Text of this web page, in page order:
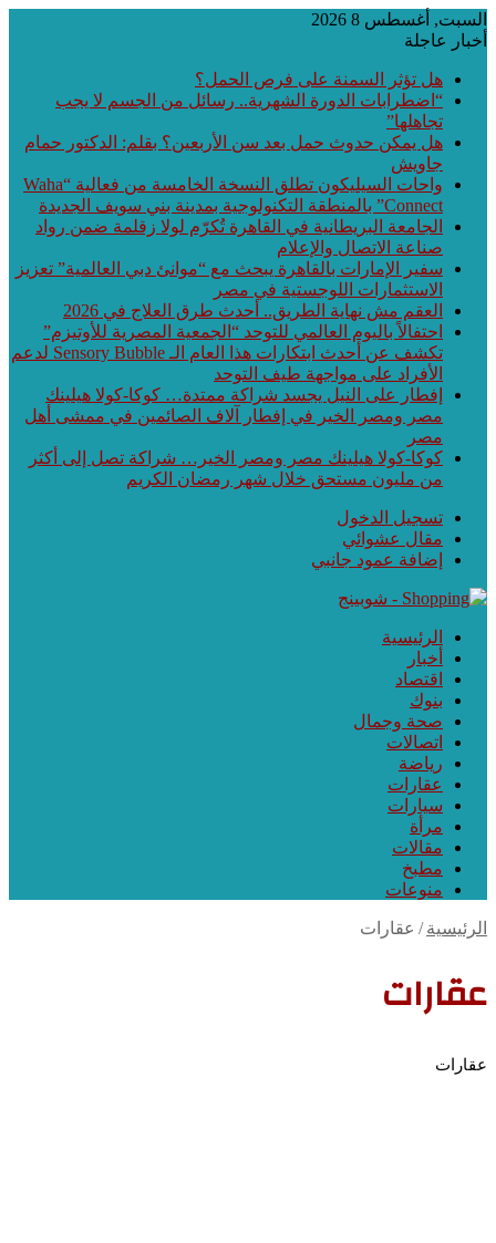
السبت, أغسطس 8 2026
أخبار عاجلة
هل تؤثر السمنة على فرص الحمل؟
“اضطرابات الدورة الشهرية.. رسائل من الجسم لا يجب
تجاهلها”
هل يمكن حدوث حمل بعد سن الأربعين؟ بقلم: الدكتور حمام
جاويش
واحات السيليكون تطلق النسخة الخامسة من فعالية “Waha
Connect” بالمنطقة التكنولوجية بمدينة بني سويف الجديدة
الجامعة البريطانية في القاهرة تُكرّم لولا زقلمة ضمن رواد
صناعة الاتصال والإعلام
سفير الإمارات بالقاهرة يبحث مع “موانئ دبي العالمية” تعزيز
الاستثمارات اللوجستية في مصر
العقم مش نهاية الطريق.. أحدث طرق العلاج في 2026
احتفالاً باليوم العالمي للتوحد “الجمعية المصرية للأوتيزم”
تكشف عن أحدث ابتكارات هذا العام الـ Sensory Bubble لدعم
الأفراد على مواجهة طيف التوحد
إفطار على النيل يجسد شراكة ممتدة… كوكا-كولا هيلينك
مصر ومصر الخير في إفطار آلاف الصائمين في ممشى أهل
مصر
كوكا-كولا هيلينك مصر ومصر الخير… شراكة تصل إلى أكثر
من مليون مستحق خلال شهر رمضان الكريم
تسجيل الدخول
مقال عشوائي
إضافة عمود جانبي
الرئيسية
أخبار
اقتصاد
بنوك
صحة وجمال
اتصالات
رياضة
عقارات
سيارات
مرأة
مقالات
مطبخ
منوعات
الرئيسية / عقارات
عقارات
عقارات